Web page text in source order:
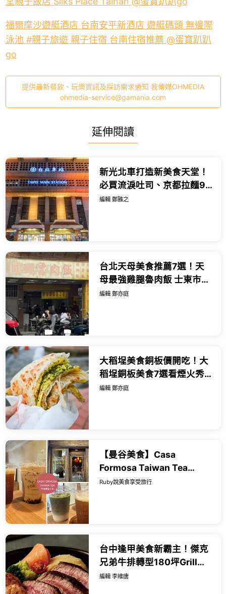
福爾摩沙遊艇酒店 台南安平新酒店 遊艇碼頭 無邊際
泳池 #親子旅遊 親子住宿 台南住宿推薦 @蛋寶趴趴
go
提供最新餐飲、玩樂資訊及採訪需求通知 我傳媒OHMEDIA
ohmedia-service@gamania.com
延伸閱讀
新光北車打造新美食天堂！
必買流淚吐司、京都拉麵9
間新開店，北車商場改裝。
編輯 鄭雅之
台北天母美食推薦7選！天
母最強雞腿魯肉飯 士東市場
米粉湯，天母美食必吃清
編輯 鄭亦庭
大稻埕美食銅板價開吃！大
稻埕銅板美食7選看煙火秀
順吃，慈聖宮銅板小吃先
編輯 鄭亦庭
【曼谷美食】Casa
Formosa Taiwan Tea
House，來自台灣的質感茶
Ruby說美食享受旅行
台中逢甲美食新霸主！傑克
兄弟牛排轉型180坪Grill
&amp; Bar，49元爽嗑自助
編輯 李維唐